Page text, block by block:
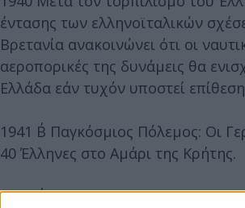
έντασης των ελληνοϊταλικών
Βρετανία ανακοινώνει ότι οι
αεροπορικές της δυνάμεις θα
Ελλάδα εάν τυχόν υποστεί
1941 Β΄ Παγκόσμιος Πόλεμος: Οι
40 Έλληνες στο Αμάρι της Κρήτης.
1942 Β΄ Παγκόσμιος Πόλεμος: Η